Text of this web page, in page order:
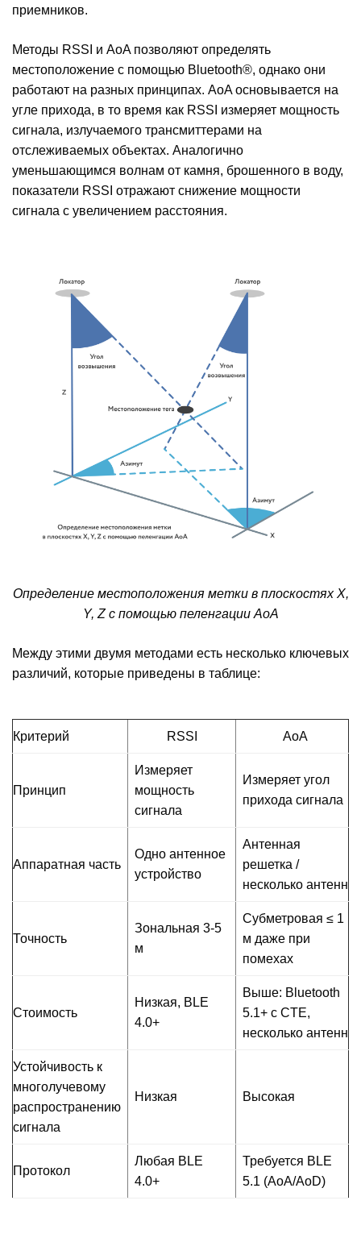
приемников.
Методы RSSI и AoA позволяют определять
местоположение с помощью Bluetooth®, однако они
работают на разных принципах. AoA основывается на
угле прихода, в то время как RSSI измеряет мощность
сигнала, излучаемого трансмиттерами на
отслеживаемых объектах. Аналогично
уменьшающимся волнам от камня, брошенного в воду,
показатели RSSI отражают снижение мощности
сигнала с увеличением расстояния.
Определение местоположения метки в плоскостях X,
Y, Z с помощью пеленгации AoA
Между этими двумя методами есть несколько ключевых
различий, которые приведены в таблице:
Критерий RSSI AoA
Принцип
Измеряет
мощность
сигнала
Измеряет угол
прихода сигнала
Аппаратная часть
Одно антенное
устройство
Антенная
решетка /
несколько антенн
Точность
Зональная 3‑5
м
Субметровая ≤ 1
м даже при
помехах
Стоимость
Низкая, BLE
4.0+
Выше: Bluetooth
5.1+ с CTE,
несколько антенн
Устойчивость к
многолучевому
распространению
сигнала
Низкая Высокая
Протокол
Любая BLE
4.0+
Требуется BLE
5.1 (AoA/AoD)